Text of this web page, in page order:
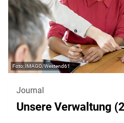
IMAGO/Westend61
Journal
Unsere Verwaltung